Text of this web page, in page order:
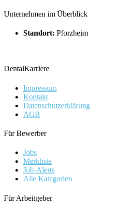
Unternehmen im Überblick
Standort: Pforzheim
DentalKarriere
Impressum
Kontakt
Datenschutzerklärung
AGB
Für Bewerber
Jobs
Merkliste
Job-Alerts
Alle Kategorien
Für Arbeitgeber